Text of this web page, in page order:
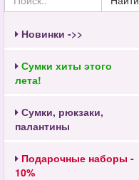
Новинки ->>
Сумки хиты этого
лета!
Сумки, рюкзаки,
палантины
Подарочные наборы -
10%